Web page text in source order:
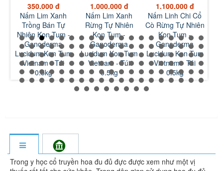
1.000.000 đ
Nấm Lim Xanh
Rừng Tự Nhiên
Kon Tum -
Ganoderma
Lucidum Kon Tum
Vietnam - Túi
0.5kg
1.100.000 đ
Nấm Linh Chi Cổ
Cò Rừng Tự Nhiên
Kon Tum -
Ganoderma
Lucidum Kon Tum
Vietnam - Túi
0.5kg
150.000 đ
Hà Thủ Ô Chế Đỗ
Đen Nhật Trường
Kon Tum - Fallopia
multiflora Vietnam
- Túi 0.5kg
Trong y học cổ truyền hoa đu đủ đực được xem như một vị